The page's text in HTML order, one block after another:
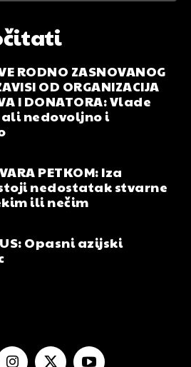
RODNO ZASNOVANOG
OD ORGANIZACIJA
I DONATORA: Vlade
nedovoljno i
PETKOM: Iza
nedostatak stvarne
ili nečim
Opasni azijski